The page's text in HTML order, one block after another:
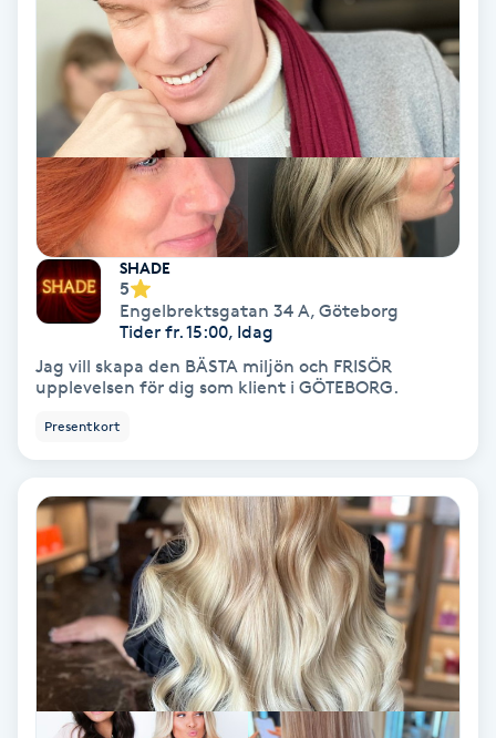
Nagelsvamp
Nageltrång
Nagelvård
Naglar borttagning
Naglar reparation
Naprapati
Navelpiercing
Ny frisyr
Olaplex
Olaplexbehandling
Ombre
SHADE
5
Engelbrektsgatan 34 A, Göteborg
Tider fr. 15:00, Idag
Jag vill skapa den BÄSTA miljön och FRISÖR
upplevelsen för dig som klient i GÖTEBORG.
Presentkort